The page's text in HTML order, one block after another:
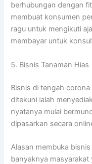
berhubungan dengan
membuat konsumen
ragu untuk mengikuti
membayar untuk
5. Bisnis Tanaman Hias
Bisnis di tengah
ditekuni ialah
nyatanya mulai
dipasarkan secara
Alasan membuka
banyaknya